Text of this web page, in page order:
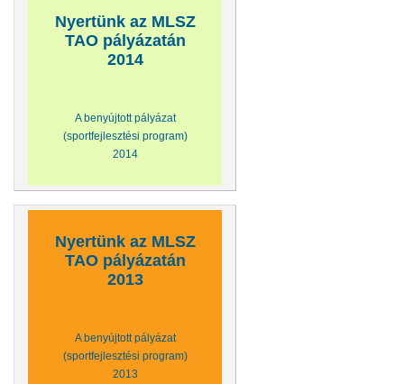
Nyertünk az MLSZ
TAO pályázatán
2014
A benyújtott pályázat
(sportfejlesztési program)
2014
Nyertünk az MLSZ
TAO pályázatán
2013
A benyújtott pályázat
(sportfejlesztési program)
2013